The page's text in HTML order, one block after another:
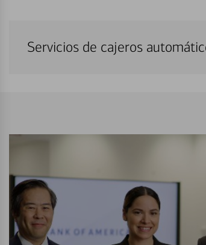
Servicios de cajeros